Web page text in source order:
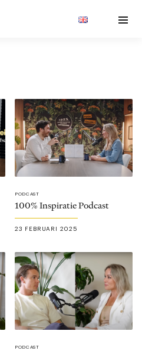
PODCAST
100% Inspiratie Podcast
23 FEBRUARI 2025
PODCAST